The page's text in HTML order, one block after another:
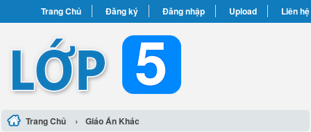
Trang Chủ Đăng ký Đăng nhập Upload Liên hệ
Trang Chủ › Giáo Án Khác